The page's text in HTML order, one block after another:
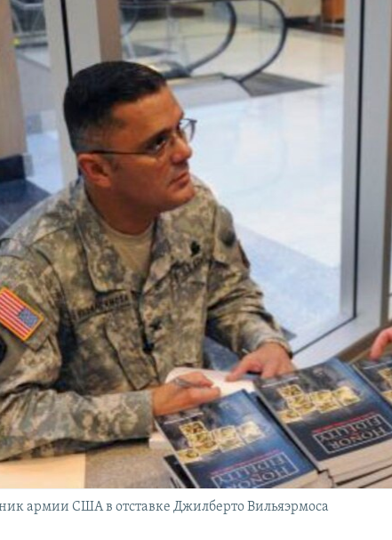
армии США в отставке Джилберто Вильяэрмоса